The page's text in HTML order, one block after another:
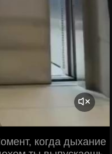
когда дыхание